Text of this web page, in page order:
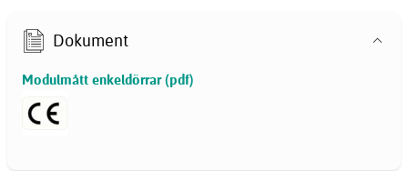
Dokument
Modulmått enkeldörrar (pdf)